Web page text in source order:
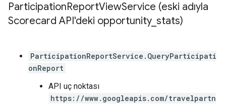
ParticipationReportViewService (eski adıyla
Scorecard API'deki opportunity_ stats)
ParticipationReportService.QueryParticipati
onReport
API uç noktası
https://www.googleapis.com/travelpartn